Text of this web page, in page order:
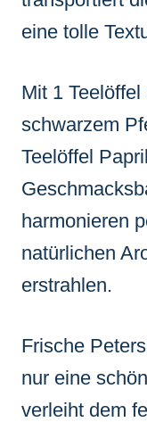
eine tolle
Mit 1
schwarzem
Teelöffel
harmonieren
natürlichen
erstrahlen.
Frische
nur eine
verleiht dem